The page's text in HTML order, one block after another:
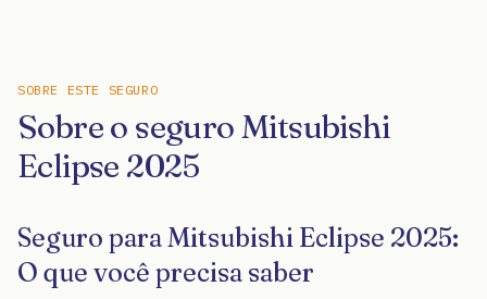
SOBRE ESTE SEGURO
Sobre o seguro Mitsubishi
Eclipse 2025
Seguro para Mitsubishi Eclipse 2025:
O que você precisa saber